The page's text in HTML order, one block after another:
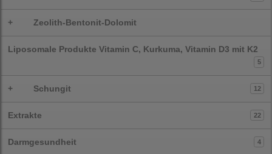
+ Zeolith-Bentonit-Dolomit
Liposomale Produkte Vitamin C, Kurkuma, Vitamin D3 mit K2
5
+ Schungit 12
Extrakte 22
Darmgesundheit 4